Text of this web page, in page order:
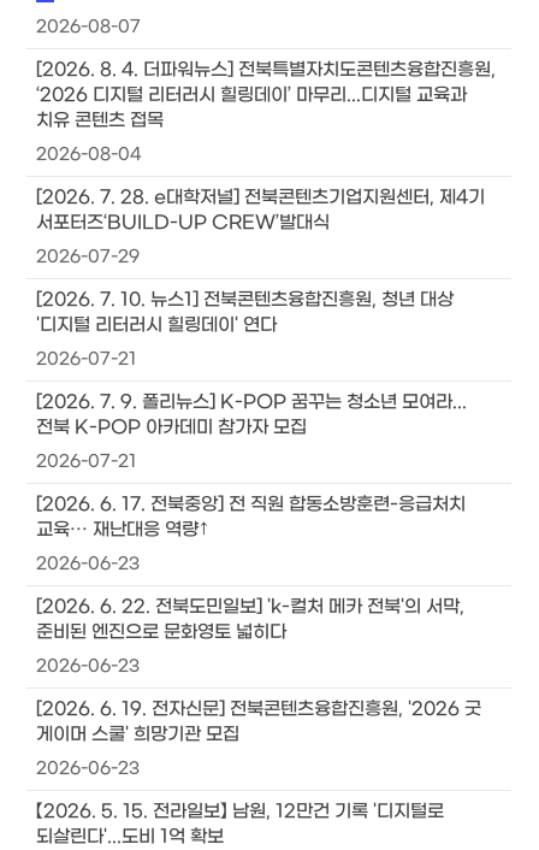
2026-08-07
[2026. 8. 4. 더파워뉴스] 전북특별자치도콘텐츠융합진흥원,
‘2026 디지털 리터러시 힐링데이’ 마무리...디지털 교육과
치유 콘텐츠 접목
2026-08-04
[2026. 7. 28. e대학저널] 전북콘텐츠기업지원센터, 제4기
서포터즈‘BUILD-UP CREW’발대식
2026-07-29
[2026. 7. 10. 뉴스1] 전북콘텐츠융합진흥원, 청년 대상
'디지털 리터러시 힐링데이' 연다
2026-07-21
[2026. 7. 9. 폴리뉴스] K-POP 꿈꾸는 청소년 모여라...
전북 K-POP 아카데미 참가자 모집
2026-07-21
[2026. 6. 17. 전북중앙] 전 직원 합동소방훈련-응급처치
교육··· 재난대응 역량↑
2026-06-23
[2026. 6. 22. 전북도민일보] 'k-컬처 메카 전북'의 서막,
준비된 엔진으로 문화영토 넓히다
2026-06-23
[2026. 6. 19. 전자신문] 전북콘텐츠융합진흥원, '2026 굿
게이머 스쿨' 희망기관 모집
2026-06-23
【2026. 5. 15. 전라일보】 남원, 12만건 기록 '디지털로
되살린다'...도비 1억 확보